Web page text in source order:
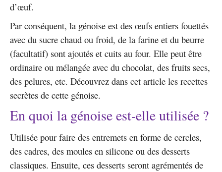
d’œuf.
Par conséquent, la génoise est des œufs entiers fouettés
avec du sucre chaud ou froid, de la farine et du beurre
(facultatif) sont ajoutés et cuits au four. Elle peut être
ordinaire ou mélangée avec du chocolat, des fruits secs,
des pelures, etc. Découvrez dans cet article les recettes
secrètes de cette génoise.
En quoi la génoise est-elle utilisée ?
Utilisée pour faire des entremets en forme de cercles,
des cadres, des moules en silicone ou des desserts
classiques. Ensuite, ces desserts seront agrémentés de